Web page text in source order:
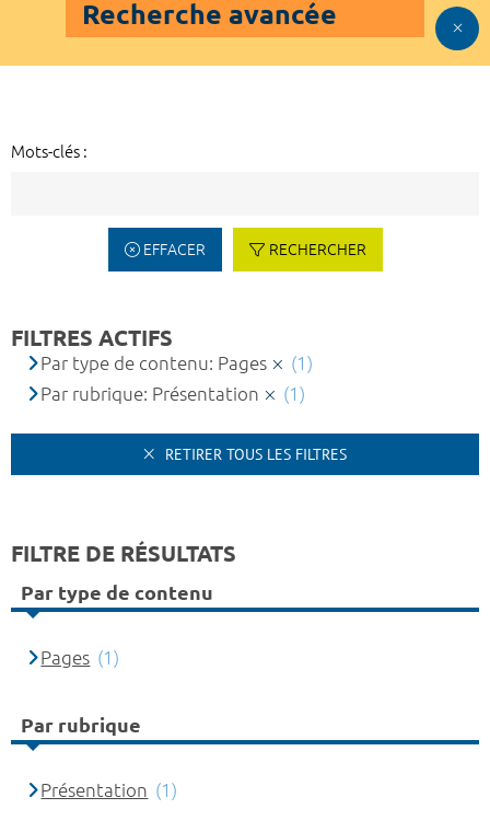
Recherche avancée
Mots-clés :
EFFACER RECHERCHER
FILTRES ACTIFS
Par type de contenu: Pages
(1)
Par rubrique: Présentation
(1)
RETIRER TOUS LES FILTRES
FILTRE DE RÉSULTATS
Par type de contenu
Pages (1)
Par rubrique
Présentation (1)